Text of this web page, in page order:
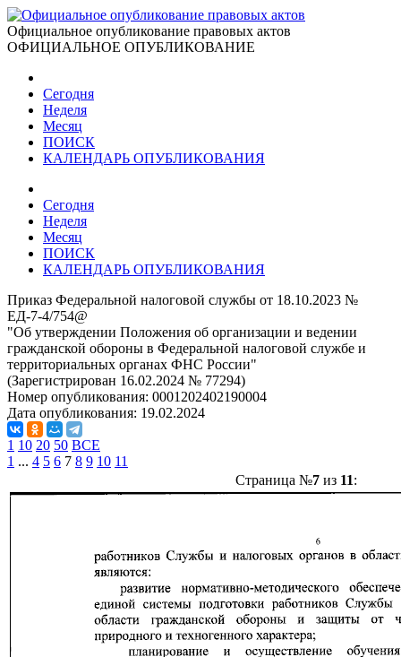
Официальное опубликование правовых актов
ОФИЦИАЛЬНОЕ ОПУБЛИКОВАНИЕ
Сегодня
Неделя
Месяц
ПОИСК
КАЛЕНДАРЬ ОПУБЛИКОВАНИЯ
Сегодня
Неделя
Месяц
ПОИСК
КАЛЕНДАРЬ ОПУБЛИКОВАНИЯ
Приказ Федеральной налоговой службы от 18.10.2023 №
ЕД-7-4/754@
"Об утверждении Положения об организации и ведении
гражданской обороны в Федеральной налоговой службе и
территориальных органах ФНС России"
(Зарегистрирован 16.02.2024 № 77294)
Номер опубликования: 0001202402190004
Дата опубликования: 19.02.2024
1 10 20 50 ВСЕ
1 ... 4 5 6 7 8 9 10 11
Страница №7 из 11: